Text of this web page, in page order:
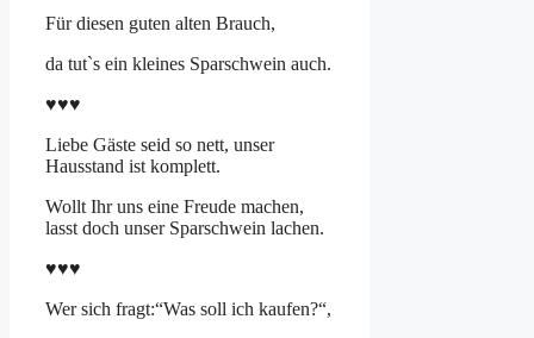
Für diesen guten alten Brauch,
da tut`s ein kleines Sparschwein auch.
♥♥♥
Liebe Gäste seid so nett, unser
Hausstand ist komplett.
Wollt Ihr uns eine Freude machen,
lasst doch unser Sparschwein lachen.
♥♥♥
Wer sich fragt:“Was soll ich kaufen?“,